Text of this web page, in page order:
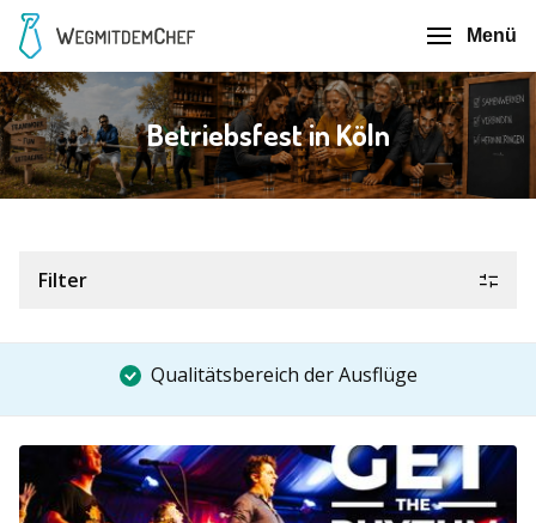
Menü
Betriebsfest in Köln
Filter
Qualitätsbereich der Ausflüge